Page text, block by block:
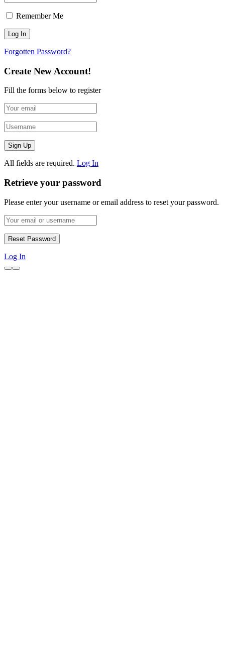
Remember Me
Forgotten Password?
Create New Account!
Fill the forms below to register
All fields are required. Log In
Retrieve your password
Please enter your username or email address to reset your password.
Log In